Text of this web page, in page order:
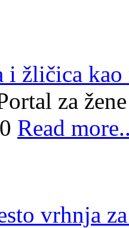
i žličica kao
za žene
Read
vrhnja